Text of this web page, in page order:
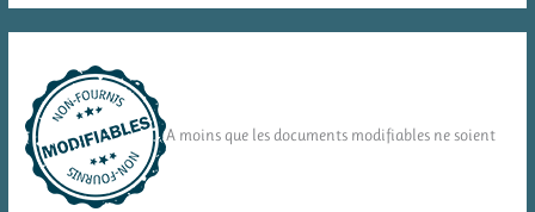
A moins que les documents modifiables ne soient